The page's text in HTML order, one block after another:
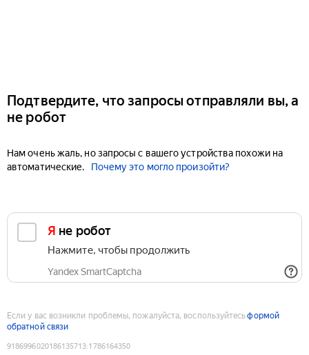
Подтвердите, что запросы отправляли вы, а
не робот
Нам очень жаль, но запросы с вашего устройства похожи на
автоматические.
Почему это могло произойти?
Я не робот
Нажмите, чтобы продолжить
Yandex SmartCaptcha
Если у вас возникли проблемы, пожалуйста, воспользуйтесьформой
обратной связи
9186996020186135713:1786164350